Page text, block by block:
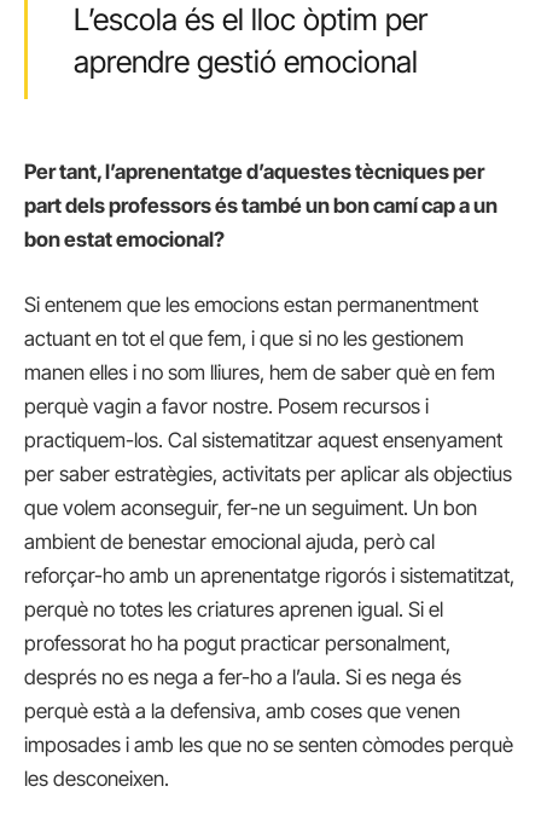
L’escola és el lloc òptim per
aprendre gestió emocional
Per tant, l’aprenentatge d’aquestes tècniques per
part dels professors és també un bon camí cap a un
bon estat emocional?
Si entenem que les emocions estan permanentment
actuant en tot el que fem, i que si no les gestionem
manen elles i no som lliures, hem de saber què en fem
perquè vagin a favor nostre. Posem recursos i
practiquem-los. Cal sistematitzar aquest ensenyament
per saber estratègies, activitats per aplicar als objectius
que volem aconseguir, fer-ne un seguiment. Un bon
ambient de benestar emocional ajuda, però cal
reforçar-ho amb un aprenentatge rigorós i sistematitzat,
perquè no totes les criatures aprenen igual. Si el
professorat ho ha pogut practicar personalment,
després no es nega a fer-ho a l’aula. Si es nega és
perquè està a la defensiva, amb coses que venen
imposades i amb les que no se senten còmodes perquè
les desconeixen.